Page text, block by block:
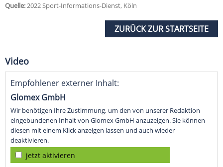
Quelle:2022 Sport-Informations-Dienst, Köln
ZURÜCK ZUR STARTSEITE
Video
Empfohlener externer Inhalt:
Glomex GmbH
Wir benötigen Ihre Zustimmung, um den von unserer Redaktion
eingebundenen Inhalt von Glomex GmbH anzuzeigen. Sie können
diesen mit einem Klick anzeigen lassen und auch wieder
deaktivieren.
jetzt aktivieren